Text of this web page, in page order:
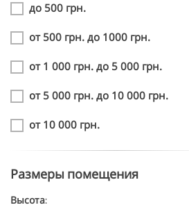
до 500 грн.
от 500 грн. до 1000 грн.
от 1 000 грн. до 5 000 грн.
от 5 000 грн. до 10 000 грн.
от 10 000 грн.
Размеры помещения
Высота: